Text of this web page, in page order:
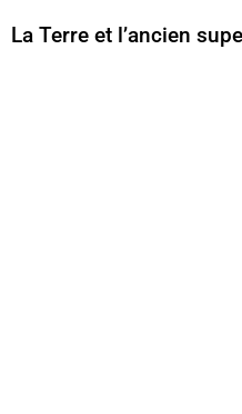
La Terre et l’ancien